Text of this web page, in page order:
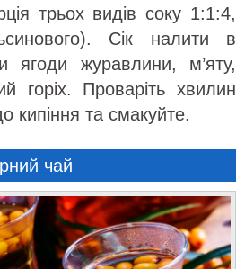
трьох видів соку 1:1:4,
Сік налити в
ягоди журавлини, м’яту,
горіх. Проваріть хвилин
кипіння та смакуйте.
чай